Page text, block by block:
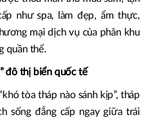
như spa, làm đẹp, ẩm thực,
mại dịch vụ của phân khu
quần thể.
đô thị biển quốc tế
tòa tháp nào sánh kịp”, tháp
sống đẳng cấp ngay giữa trái